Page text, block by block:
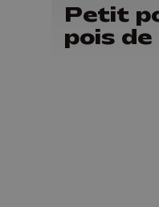
Petit
pois